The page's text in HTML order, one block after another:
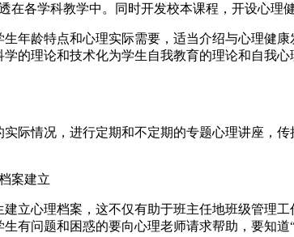
在各学科教学中。同时开发校本课程，开设心理
年龄特点和心理实际需要，适当介绍与心理健
的理论和技术化为学生自我教育的理论和自我
际情况，进行定期和不定期的专题心理讲座，
案建立
立心理档案，这不仅有助于班主任地班级管理
有问题和困惑的要向心理老师请求帮助，要知